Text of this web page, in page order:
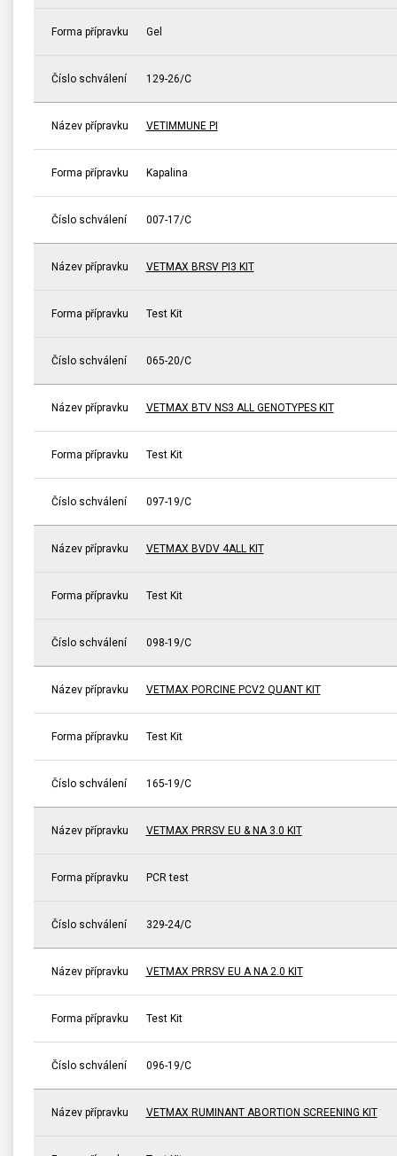
Forma přípravku Gel
Číslo schválení 129-26/C
Název přípravku VETIMMUNE PI
Forma přípravku Kapalina
Číslo schválení 007-17/C
Název přípravku VETMAX BRSV PI3 KIT
Forma přípravku Test Kit
Číslo schválení 065-20/C
Název přípravku VETMAX BTV NS3 ALL GENOTYPES KIT
Forma přípravku Test Kit
Číslo schválení 097-19/C
Název přípravku VETMAX BVDV 4ALL KIT
Forma přípravku Test Kit
Číslo schválení 098-19/C
Název přípravku VETMAX PORCINE PCV2 QUANT KIT
Forma přípravku Test Kit
Číslo schválení 165-19/C
Název přípravku VETMAX PRRSV EU & NA 3.0 KIT
Forma přípravku PCR test
Číslo schválení 329-24/C
Název přípravku VETMAX PRRSV EU A NA 2.0 KIT
Forma přípravku Test Kit
Číslo schválení 096-19/C
Název přípravku VETMAX RUMINANT ABORTION SCREENING KIT